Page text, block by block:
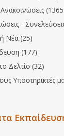
-
Νέα (25)
(177)
Δελτίο (32)
Υποστηρικτές